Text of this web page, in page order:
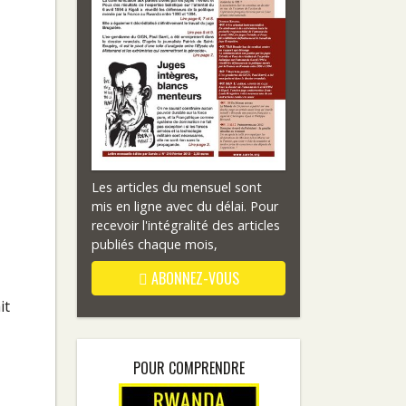
Les articles du mensuel sont
mis en ligne avec du délai. Pour
recevoir l'intégralité des articles
publiés chaque mois,
ABONNEZ-VOUS
POUR COMPRENDRE